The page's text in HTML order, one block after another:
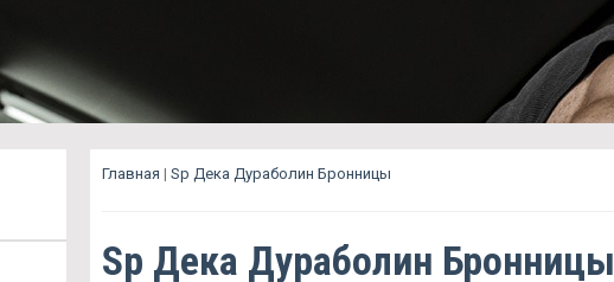
Главная | Sp Дека Дураболин Бронницы
Sp Дека Дураболин Бронницы